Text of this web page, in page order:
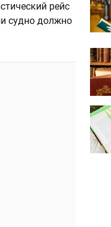
рейс
судно должно